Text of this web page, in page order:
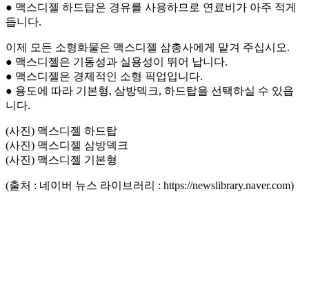
● 맥스디젤 하드탑은 경유를 사용하므로 연료비가 아주 적게
듭니다.
이제 모든 소형화물은 맥스디젤 삼총사에게 맡겨 주십시오.
● 맥스디젤은 기동성과 실용성이 뛰어 납니다.
● 맥스디젤은 경제적인 소형 픽업입니다.
● 용도에 따라 기본형, 삼방덱크, 하드탑을 선택하실 수 있읍
니다.
(사진) 맥스디젤 하드탑
(사진) 맥스디젤 삼방덱크
(사진) 맥스디젤 기본형
(출처 : 네이버 뉴스 라이브러리 : https://newslibrary.naver.com)